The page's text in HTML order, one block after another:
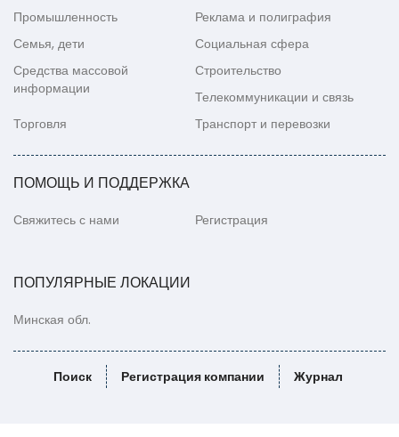
Промышленность
Реклама и полиграфия
Семья, дети
Социальная сфера
Средства массовой
информации
Строительство
Телекоммуникации и связь
Торговля
Транспорт и перевозки
ПОМОЩЬ И ПОДДЕРЖКА
Свяжитесь с нами Регистрация
ПОПУЛЯРНЫЕ ЛОКАЦИИ
Минская обл.
Поиск Регистрация компании Журнал